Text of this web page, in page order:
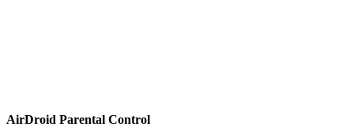
AirDroid Parental Control